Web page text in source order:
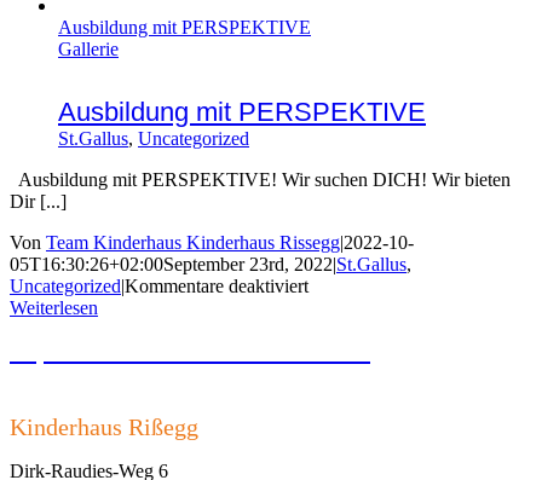
weniger?
Ausbildung mit PERSPEKTIVE
Gallerie
Ausbildung mit PERSPEKTIVE
St.Gallus, Uncategorized
Ausbildung mit PERSPEKTIVE! Wir suchen DICH! Wir bieten
Dir [...]
Von Team Kinderhaus Kinderhaus Rissegg|2022-10-
05T16:30:26+02:00September 23rd, 2022|St.Gallus,
Uncategorized|Kommentare deaktiviertfür
Weiterlesen
Kinderhaus Rißegg
Dirk-Raudies-Weg 6